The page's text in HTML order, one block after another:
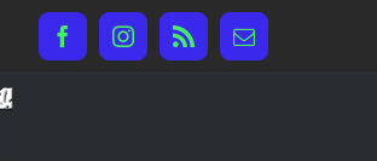
FacebookInstagram
Rss Email